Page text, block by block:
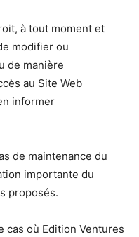
à tout moment et
modifier ou
de manière
au Site Web
informer
de maintenance du
importante du
proposés.
cas où Edition Ventures